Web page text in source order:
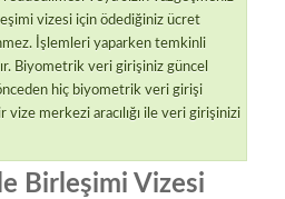
vizesi için ödediğiniz ücret
İşlemleri yaparken temkinli
Biyometrik veri girişiniz güncel
hiç biyometrik veri girişi
vize merkezi aracılığı ile veri girişinizi
Birleşimi Vizesi